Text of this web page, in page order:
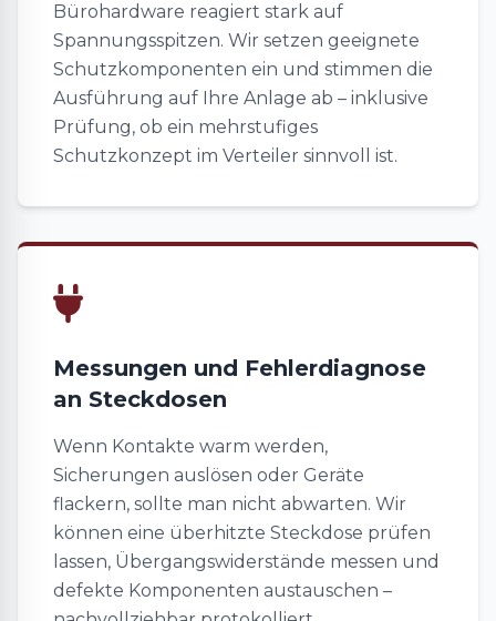
Bürohardware reagiert stark auf
Spannungsspitzen. Wir setzen geeignete
Schutzkomponenten ein und stimmen die
Ausführung auf Ihre Anlage ab – inklusive
Prüfung, ob ein mehrstufiges
Schutzkonzept im Verteiler sinnvoll ist.
Messungen und Fehlerdiagnose
an Steckdosen
Wenn Kontakte warm werden,
Sicherungen auslösen oder Geräte
flackern, sollte man nicht abwarten. Wir
können eine überhitzte Steckdose prüfen
lassen, Übergangswiderstände messen und
defekte Komponenten austauschen –